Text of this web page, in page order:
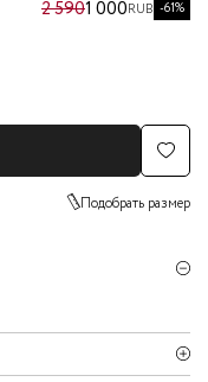
2 5901 000RUB -61%
Подобрать размер